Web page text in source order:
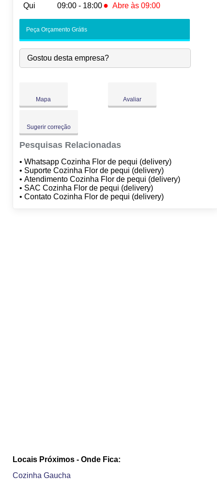
Qui
09:00 - 18:00 ● Abre às 09:00
-
Qua:
09:00-18:00
Qui:
09:00-18:00 ●
Peça Orçamento Grátis
Gostou desta empresa?
Mapa Avaliar
Sugerir correção
Pesquisas Relacionadas
• Whatsapp Cozinha Flor de pequi (delivery)
• Suporte Cozinha Flor de pequi (delivery)
• Atendimento Cozinha Flor de pequi (delivery)
• SAC Cozinha Flor de pequi (delivery)
• Contato Cozinha Flor de pequi (delivery)
Locais Próximos - Onde Fica:
Cozinha Gaucha